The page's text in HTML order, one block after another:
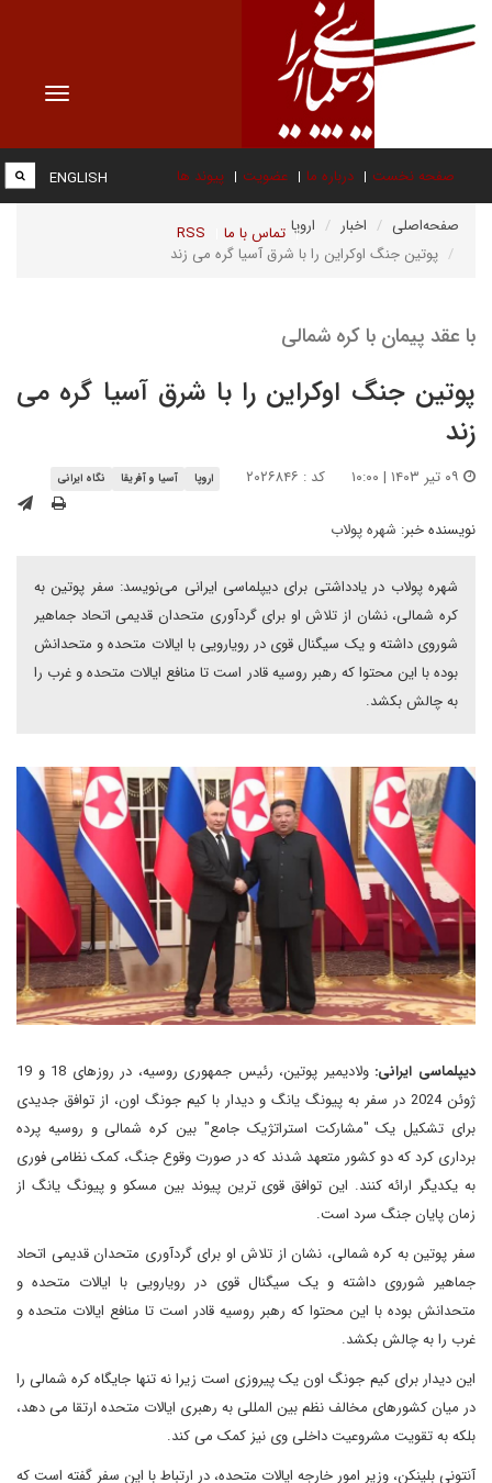
Toggle
صفحه نخست درباره ما عضویت پیوند ها
تماس با ما RSS
ENGLISH
صفحه‌اصلی اخبار
اروپا
پوتین جنگ اوکراین را با شرق آسیا گره می زند
با عقد پیمان با کره شمالی
پوتین جنگ اوکراین را با شرق آسیا گره می
زند
کد : ۲۰۲۶۸۴۶ اروپا آسیا و آفریقا نگاه ایرانی
نویسنده خبر: شهره پولاب
شهره پولاب در یادداشتی برای دیپلماسی ایرانی می‌نویسد: سفر پوتین به
کره شمالی، نشان‌ از تلاش او برای گردآوری متحدان قدیمی اتحاد جماهیر
شوروی داشته و یک سیگنال قوی در رویارویی با ایالات متحده و متحدانش
بوده با این محتوا که رهبر روسیه قادر است تا منافع ایالات متحده و غرب را
به چالش بکشد.
دیپلماسی ایرانی:
ولادیمیر پوتین، رئیس جمهوری روسیه، در روزهای 18 و 19
ژوئن 2024 در سفر به پیونگ یانگ و دیدار با کیم جونگ اون، از توافق جدیدی
برای تشکیل یک "مشارکت استراتژیک جامع" بین کره شمالی و روسیه پرده
برداری کرد که دو کشور متعهد شدند که در صورت وقوع جنگ، کمک نظامی فوری
به یکدیگر ارائه کنند. این توافق قوی ترین پیوند بین مسکو و پیونگ یانگ از
زمان پایان جنگ سرد است.
سفر پوتین به کره شمالی، نشان‌ از تلاش او برای گردآوری متحدان قدیمی اتحاد
جماهیر شوروی داشته و یک سیگنال قوی در رویارویی با ایالات متحده و
متحدانش بوده با این محتوا که رهبر روسیه قادر است تا منافع ایالات متحده و
غرب را به چالش بکشد.
این دیدار برای کیم جونگ اون یک پیروزی است زیرا نه تنها جایگاه کره شمالی را
در میان کشورهای مخالف نظم بین المللی به رهبری ایالات متحده ارتقا می دهد،
بلکه به تقویت مشروعیت داخلی وی نیز کمک می کند.
آنتونی بلینکن، وزیر امور خارجه ایالات متحده، در ارتباط با این سفر گفته است که